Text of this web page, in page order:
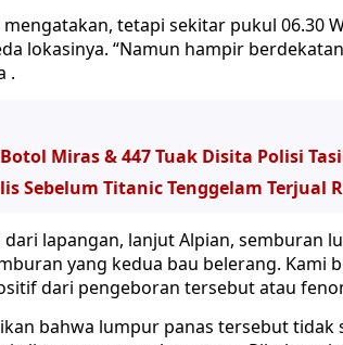
tetapi sekitar pukul 06.30
lokasinya. “Namun hampir
.
Miras & 447 Tuak Disita Polisi
Sebelum Titanic Tenggelam Terjual
lapangan, lanjut Alpian, semburan
yang kedua bau belerang. Kami
dari pengeboran tersebut atau
bahwa lumpur panas tersebut tidak